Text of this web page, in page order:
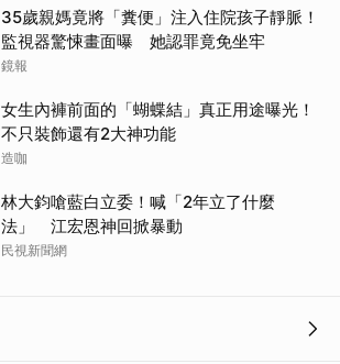
35歲親媽竟將「糞便」注入住院孩子靜脈！
監視器驚悚畫面曝 她認罪竟免坐牢
鏡報
女生內褲前面的「蝴蝶結」真正用途曝光！
不只裝飾還有2大神功能
造咖
林大鈞嗆藍白立委！喊「2年立了什麼
法」 江宏恩神回掀暴動
民視新聞網